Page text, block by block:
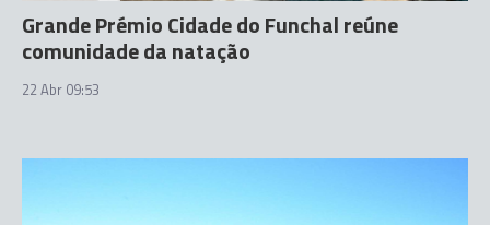
Grande Prémio Cidade do Funchal reúne
comunidade da natação
22 Abr 09:53